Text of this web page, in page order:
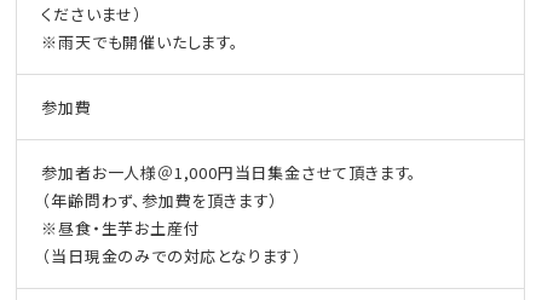
くださいませ）
※雨天でも開催いたします。
参加費
参加者お一人様＠1,000円当日集金させて頂きます。
（年齢問わず、参加費を頂きます）
※昼食・生芋お土産付
（当日現金のみでの対応となります）